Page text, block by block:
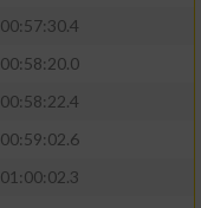
00:57:30.4
00:58:20.0
00:58:22.4
00:59:02.6
01:00:02.3